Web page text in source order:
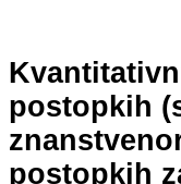
postopkih
postopkih